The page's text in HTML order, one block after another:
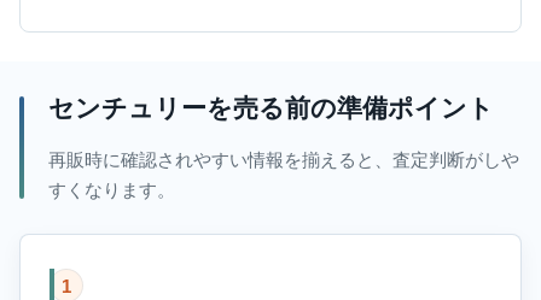
センチュリーを売る前の準備ポイント
再販時に確認されやすい情報を揃えると、査定判断がしや
すくなります。
1